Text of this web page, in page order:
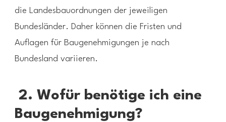
die Landesbauordnungen der jeweiligen
Bundesländer. Daher können die Fristen und
Auflagen für Baugenehmigungen je nach
Bundesland variieren.
2. Wofür benötige ich eine
Baugenehmigung?